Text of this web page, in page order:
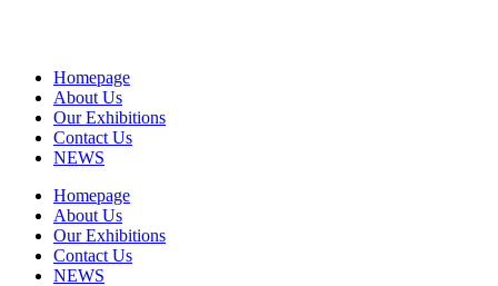
Homepage
About Us
Our Exhibitions
Contact Us
NEWS
Homepage
About Us
Our Exhibitions
Contact Us
NEWS